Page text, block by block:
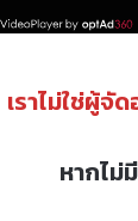
เราไม่ใช่ผู้จั
หากไม่